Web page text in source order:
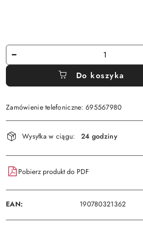
Ilość
Do koszyka
Zamówienie telefoniczne: 695567980
Dostępność
i
dostawa
Wysyłka w ciągu: 24 godziny
Pobierz produkt do PDF
EAN: 190780321362